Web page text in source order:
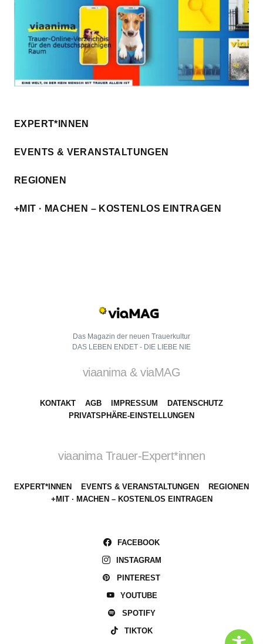
EXPERT*INNEN
EVENTS & VERANSTALTUNGEN
REGIONEN
+MIT · MACHEN – KOSTENLOS EINTRAGEN
Das Magazin der neuen Trauerkultur
DAS LEBEN ENDET - DIE LIEBE NIE
viaanima & viaMAG
KONTAKT AGB IMPRESSUM
DATENSCHUTZ
PRIVATSPHÄRE-EINSTELLUNGEN
viaanima Trauer-Expert*innen
EXPERT*INNEN EVENTS & VERANSTALTUNGEN
REGIONEN
+MIT · MACHEN – KOSTENLOS EINTRAGEN
FACEBOOK
INSTAGRAM
PINTEREST
YOUTUBE
SPOTIFY
TIKTOK